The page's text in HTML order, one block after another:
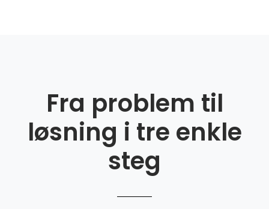
Fra problem til
løsning i tre enkle
steg